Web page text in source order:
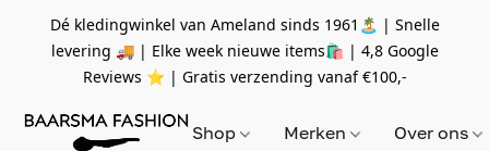
Dé kledingwinkel van Ameland sinds 1961🏝 | Snelle
levering 🚚 | Elke week nieuwe items🛍 | 4,8 Google
Reviews ⭐️ | Gratis verzending vanaf€100,-
Shop Merken Over ons